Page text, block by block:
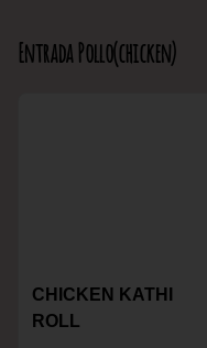
Entrada Pollo(chicken)
CHICKEN KATHI
ROLL